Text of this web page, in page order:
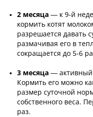
2 месяца — к 9-й
кормить котят
разрешается давать
размачивая его в
сокращается до 5-6
3 месяца — активный
Кормить его можно
размер суточной
собственного веса.
раз.